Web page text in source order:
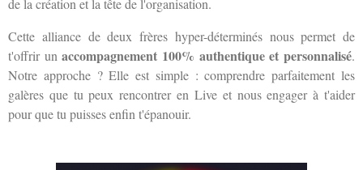
de la création et la tête de l'organisation.
Cette alliance de deux frères hyper-déterminés nous permet de
t'offrir unaccompagnement 100% authentique et personnalisé.
Notre approche ? Elle est simple : comprendre parfaitement les
galères que tu peux rencontrer en Live et nous engager à t'aider
pour que tu puisses enfin t'épanouir.